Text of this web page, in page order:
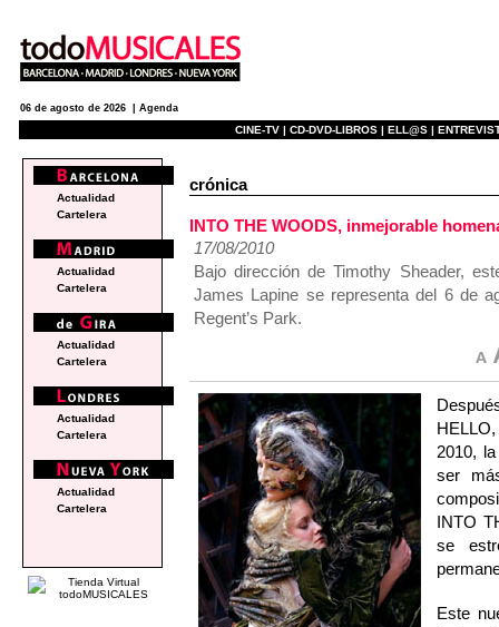
06 de agosto de 2026 | Agenda
CINE-TV | CD-DVD-LIBROS | ELL@S |
crónica
INTO THE WOODS, inmejorable
17/08/2010
Bajo dirección de Timothy Sheader,
James Lapine se representa del 6 de
Regent’s Park.
2010,
ser
INTO
se
Este
Actualidad
Cartelera
Actualidad
Cartelera
Actualidad
Cartelera
Actualidad
Cartelera
Actualidad
Cartelera